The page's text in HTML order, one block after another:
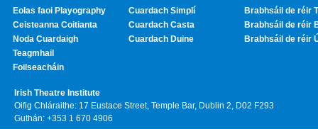
Eolas faoi Playography
Ceisteanna Coitianta
Noda Cuardaigh
Teagmhail
Foilseacháin
Cuardach Simplí
Cuardach Casta
Cuardach Duine
Brabhsáil de réir
Brabhsáil de réir
Brabhsáil de réir
Irish Theatre Institute
Oifig Chláraithe: 17 Eustace Street, Temple Bar, Dublin 2, D02 F293
Guthán: +353 1 670 4906